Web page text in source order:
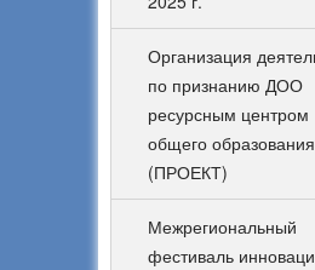
Организация
по признанию ДОО
ресурсным центром
общего образования
(ПРОЕКТ)
Межрегиональный
фестиваль